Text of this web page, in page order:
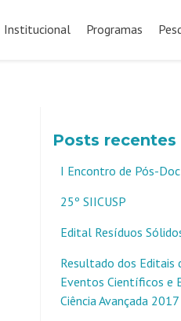
para
Institucional Programas
Posts recentes
I Encontro de Pós-Doc
25º SIICUSP
Edital Resíduos
Resultado dos Editais
Eventos Científicos e
Ciência Avançada 2017